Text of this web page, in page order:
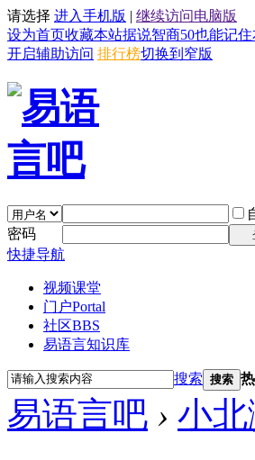
请选择 进入手机版 | 继续访问电脑版
设为首页收藏本站据说智商50也能记
开启辅助访问 排行榜切换到窄版
密码
快捷导航
视频课堂
门户Portal
社区BBS
易语言知识库
搜索 搜索
易语言吧 › 小北